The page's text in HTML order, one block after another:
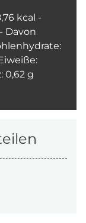
kcal -
Davon
0,62 g